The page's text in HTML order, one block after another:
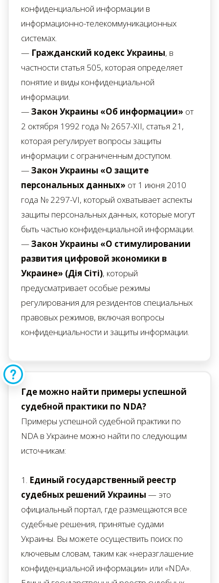
конфиденциальной информации в
информационно-телекоммуникационных
системах.
— Гражданский кодекс Украины, в
частности статья 505, которая определяет
понятие и виды конфиденциальной
информации.
—Закон Украины «Об информации» от
2 октября 1992 года № 2657-XII, статья 21,
которая регулирует вопросы защиты
информации с ограниченным доступом.
—Закон Украины «О защите
персональных данных» от 1 июня 2010
года № 2297-VI, который охватывает аспекты
защиты персональных данных, которые могут
быть частью конфиденциальной информации.
—Закон Украины «О стимулировании
развития цифровой экономики в
Украине» (Дія Сіті), который
предусматривает особые режимы
регулирования для резидентов специальных
правовых режимов, включая вопросы
конфиденциальности и защиты информации.
Где можно найти примеры успешной
судебной практики по NDA?
Примеры успешной судебной практики по
NDA в Украине можно найти по следующим
источникам:
1. Единый государственный реестр
судебных решений Украины — это
официальный портал, где размещаются все
судебные решения, принятые судами
Украины. Вы можете осуществить поиск по
ключевым словам, таким как «неразглашение
конфиденциальной информации» или «NDA».